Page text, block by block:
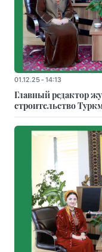
01.12.25 - 14:13
Главный редактор
строительство